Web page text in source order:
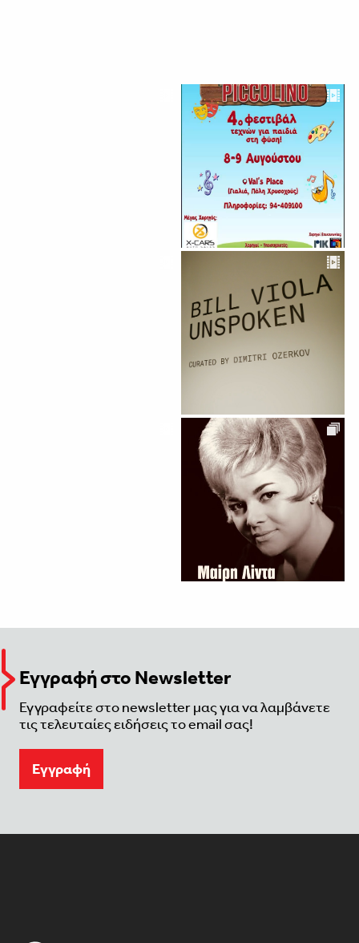
Εγγραφή στο Newsletter
Εγγραφείτε στο newsletter μας για να λαμβάνετε
τις τελευταίες ειδήσεις το email σας!
Eγγραφή